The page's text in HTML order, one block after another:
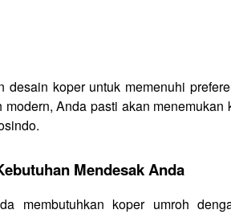
desain koper untuk memenuhi
Anda pasti akan menemukan
Mendesak Anda
membutuhkan koper umroh